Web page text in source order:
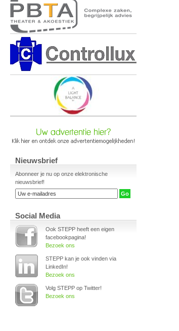
Nieuwsbrief
Abonneer je nu op onze elektronische
nieuwsbrief!
Social Media
Ook STEPP heeft een eigen
facebookpagina!
Bezoek ons
STEPP kan je ook vinden via
LinkedIn!
Bezoek ons
Volg STEPP op Twitter!
Bezoek ons